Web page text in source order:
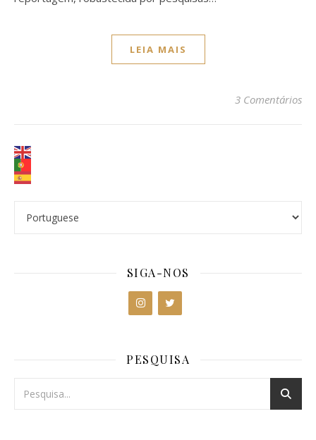
LEIA MAIS
3 Comentários
SIGA-NOS
PESQUISA